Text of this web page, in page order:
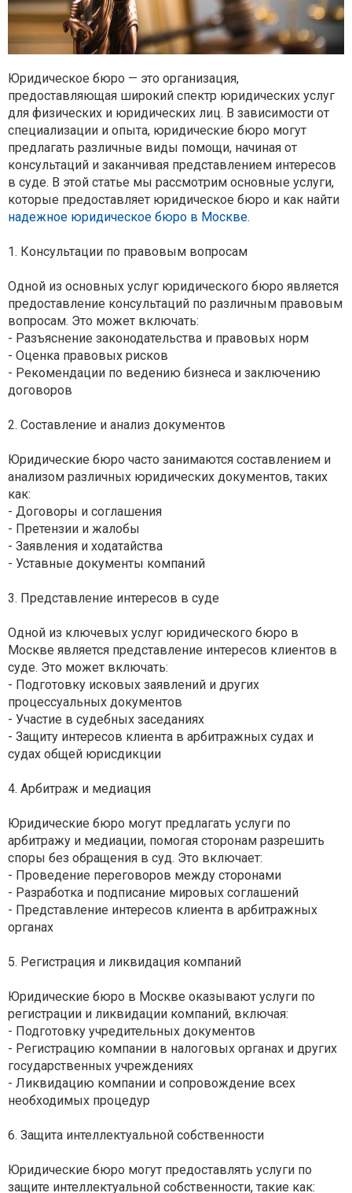
Юридическое бюро — это организация,
предоставляющая широкий спектр юридических услуг
для физических и юридических лиц. В зависимости от
специализации и опыта, юридические бюро могут
предлагать различные виды помощи, начиная от
консультаций и заканчивая представлением интересов
в суде. В этой статье мы рассмотрим основные услуги,
которые предоставляет юридическое бюро и как найти
надежное юридическое бюро в Москве.
1. Консультации по правовым вопросам
Одной из основных услуг юридического бюро является
предоставление консультаций по различным правовым
вопросам. Это может включать:
- Разъяснение законодательства и правовых норм
- Оценка правовых рисков
- Рекомендации по ведению бизнеса и заключению
договоров
2. Составление и анализ документов
Юридические бюро часто занимаются составлением и
анализом различных юридических документов, таких
как:
- Договоры и соглашения
- Претензии и жалобы
- Заявления и ходатайства
- Уставные документы компаний
3. Представление интересов в суде
Одной из ключевых услуг юридического бюро в
Москве является представление интересов клиентов в
суде. Это может включать:
- Подготовку исковых заявлений и других
процессуальных документов
- Участие в судебных заседаниях
- Защиту интересов клиента в арбитражных судах и
судах общей юрисдикции
4. Арбитраж и медиация
Юридические бюро могут предлагать услуги по
арбитражу и медиации, помогая сторонам разрешить
споры без обращения в суд. Это включает:
- Проведение переговоров между сторонами
- Разработка и подписание мировых соглашений
- Представление интересов клиента в арбитражных
органах
5. Регистрация и ликвидация компаний
Юридические бюро в Москве оказывают услуги по
регистрации и ликвидации компаний, включая:
- Подготовку учредительных документов
- Регистрацию компании в налоговых органах и других
государственных учреждениях
- Ликвидацию компании и сопровождение всех
необходимых процедур
6. Защита интеллектуальной собственности
Юридические бюро могут предоставлять услуги по
защите интеллектуальной собственности, такие как: